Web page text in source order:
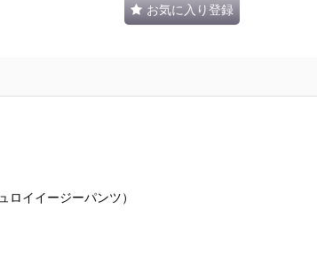
お気に入り登録
ロイイージーパンツ）